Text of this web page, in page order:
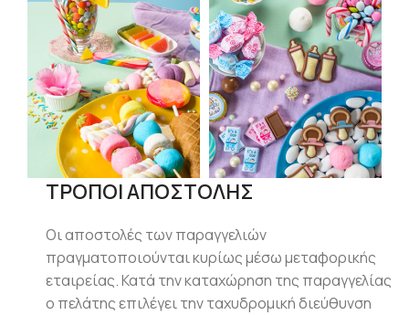
ΤΡΟΠΟΙ ΑΠΟΣΤΟΛΗΣ
Οι αποστολές των παραγγελιών
πραγματοποιούνται κυρίως μέσω μεταφορικής
εταιρείας. Κατά την καταχώρηση της παραγγελίας
ο πελάτης επιλέγει την ταχυδρομική διεύθυνση